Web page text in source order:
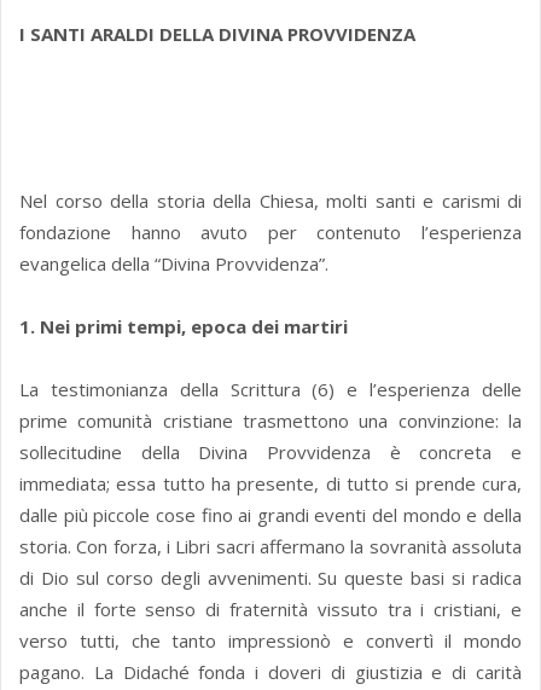
I SANTI ARALDI DELLA DIVINA PROVVIDENZA
Nel corso della storia della Chiesa, molti santi e carismi di
fondazione hanno avuto per contenuto l’esperienza
evangelica della “Divina Provvidenza”.
1. Nei primi tempi, epoca dei martiri
La testimonianza della Scrittura (6) e l’esperienza delle
prime comunità cristiane trasmettono una convinzione: la
sollecitudine della Divina Provvidenza è concreta e
immediata; essa tutto ha presente, di tutto si prende cura,
dalle più piccole cose fino ai grandi eventi del mondo e della
storia. Con forza, i Libri sacri affermano la sovranità assoluta
di Dio sul corso degli avvenimenti. Su queste basi si radica
anche il forte senso di fraternità vissuto tra i cristiani, e
verso tutti, che tanto impressionò e convertì il mondo
pagano. La Didaché fonda i doveri di giustizia e di carità